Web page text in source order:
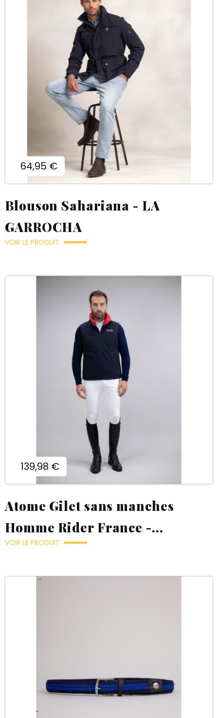
Prix
64,95 €
Blouson Sahariana - LA
GARROCHA
VOIR LE PRODUIT
Prix
139,98 €
Atome Gilet sans manches
Homme Rider France -...
VOIR LE PRODUIT